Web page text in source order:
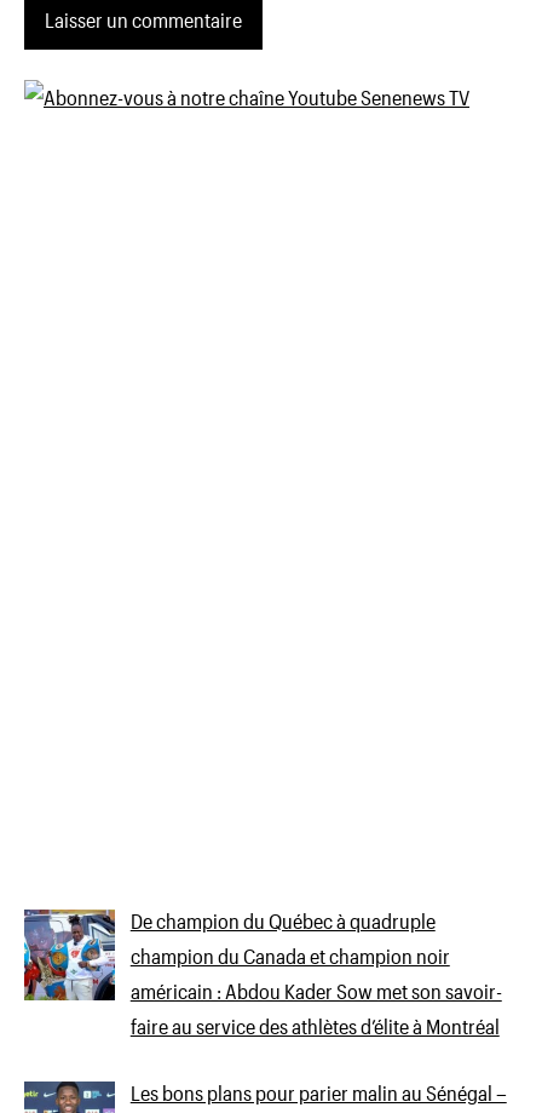
De champion du Québec à quadruple
champion du Canada et champion noir
américain : Abdou Kader Sow met son savoir-
faire au service des athlètes d’élite à Montréal
Les bons plans pour parier malin au Sénégal –